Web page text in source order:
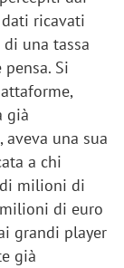
ricavati
una tassa
Si
già
aveva una sua
a chi
milioni di
di euro
grandi player
già